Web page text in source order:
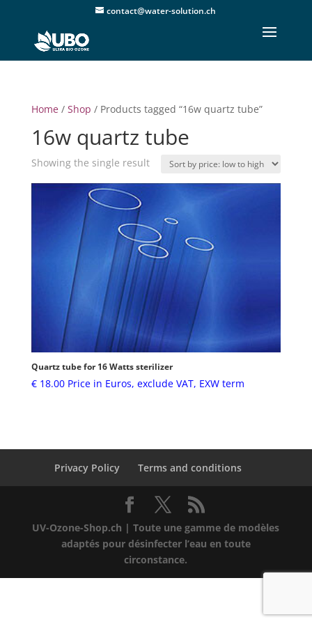
contact@water-solution.ch
Home/ Shop / Products tagged “16w quartz tube”
16w quartz tube
Showing the single result
Quartz tube for 16 Watts sterilizer
€18.00 Price in Euros, exclude VAT, EXW term
Privacy Policy Terms and conditions
UV-Ozone-Shop.ch | Toute une gamme de modèles
adaptés pour désinfecter l’eau en toute
circonstance.